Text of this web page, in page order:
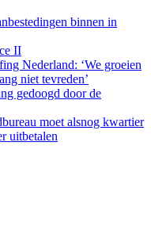
binnen in
II
Nederland: ‘We groeien
niet tevreden’
gedoogd door de
moet alsnog kwartier
uitbetalen